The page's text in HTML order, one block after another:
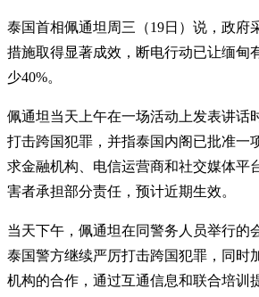
泰国首相佩通坦周三（19日）说，政府
措施取得显著成效，断电行动已让缅甸
少40%。
佩通坦当天上午在一场活动上发表讲话
打击跨国犯罪，并指泰国内阁已批准一
求金融机构、电信运营商和社交媒体平
害者承担部分责任，预计近期生效。
当天下午，佩通坦在同警务人员举行的
泰国警方继续严厉打击跨国犯罪，同时
机构的合作，通过互通信息和联合培训